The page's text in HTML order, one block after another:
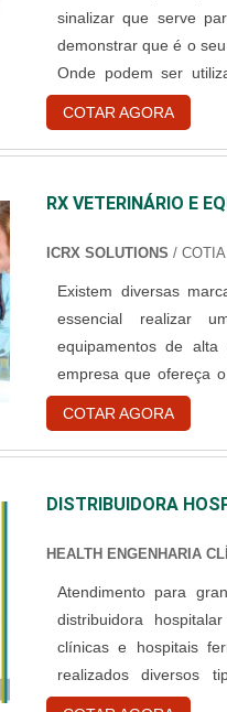
sinalizar que serve
demonstrar que é o
Onde podem ser
enfermeiros depois
adoecidos. Dessa
COTAR AGORA
RX VETERINÁRIO E
ICRX SOLUTIONS /
Existem diversas
essencial realizar
equipamentos de
empresa que ofereça
da RX Veterinário e
procurar por um RX Veterinario,
o flux....
COTAR AGORA
DISTRIBUIDORA
HEALTH ENGENHARIA
Atendimento para grande
distribuidora
clínicas e hospitais
realizados diversos
estabelecimentos, seja